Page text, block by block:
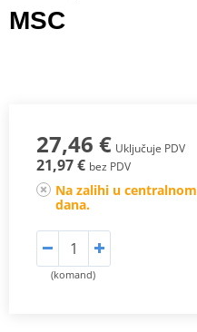
MSC
27,46 € Uključuje PDV
21,97 € bez PDV
Na zalihi u
dana.
(komand)